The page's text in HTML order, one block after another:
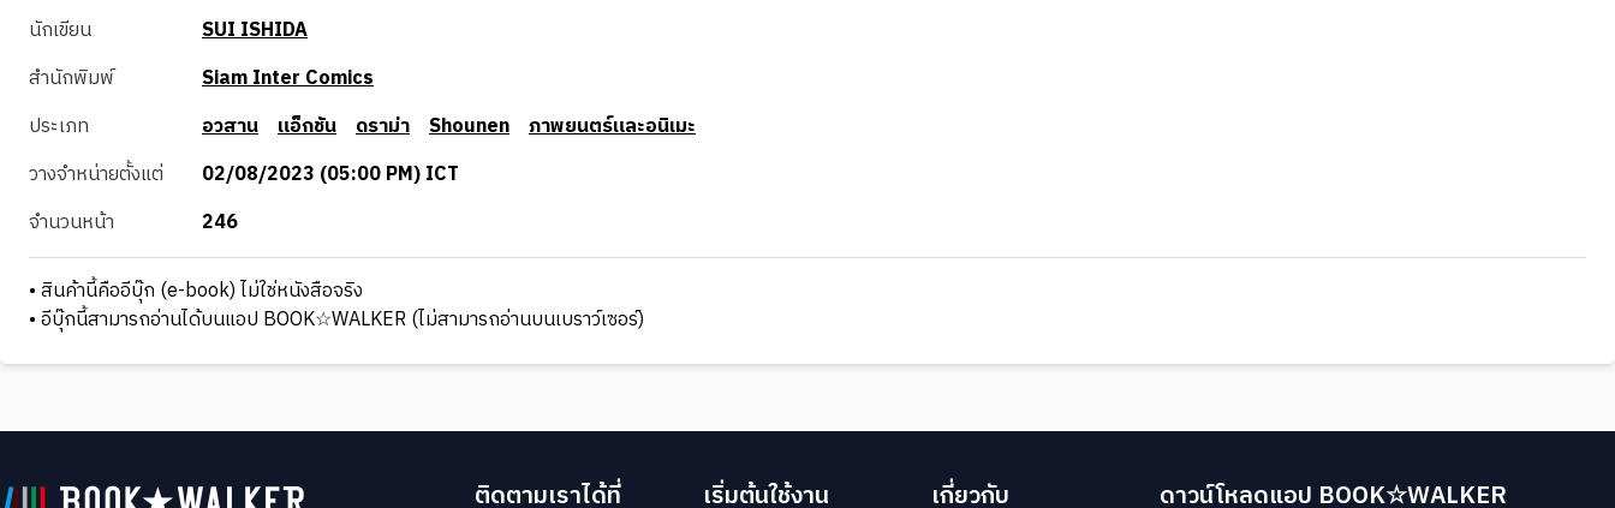
นักเขียน
SUI ISHIDA
สำนักพิมพ์
Siam Inter Comics
ประเภท
อวสาน แอ็กชัน ดราม่า Shounen ภาพยนตร์และอนิเมะ
วางจำหน่ายตั้งแต่
02/08/2023 (05:00 PM) ICT
จำนวนหน้า
246
• สินค้านี้คืออีบุ๊ก (e-book) ไม่ใช่หนังสือจริง
• อีบุ๊กนี้สามารถอ่านได้บนแอป BOOK☆WALKER (ไม่สามารถอ่านบนเบราว์เซอร์)
ติดตามเราได้ที่ เริ่มต้นใช้งาน เกี่ยวกับ ดาวน์โหลดแอป BOOK☆WALKER